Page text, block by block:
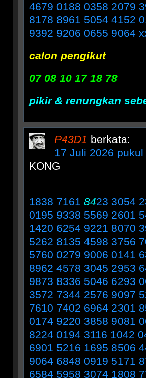
4679 0188 0358 2079
8178 8961 5054 4152
9392 9206 0655 9064
calon pengikut
07 08 10 17 18 78
pikir & renungkan
P43D1 berkata:
17 Juli 2026 pukul
KONG
1838 7161 8423 3054
0195 9338 5569 2601
1420 6254 9221 8070
5262 8135 4598 3756
5760 0279 9006 0141
8962 4578 3045 2953
9873 8336 5046 6293
3572 7344 2576 9097
7610 7402 6964 2301
0174 9220 3858 9081
8224 0194 3116 1042
6901 5216 1695 8506
9064 6848 0919 5171
6584 5958 3074 1808